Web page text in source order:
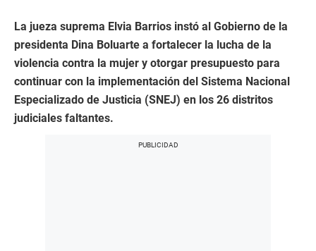
La jueza suprema Elvia Barrios instó al Gobierno de la
presidenta Dina Boluarte a fortalecer la lucha de la
violencia contra la mujer y otorgar presupuesto para
continuar con la implementación del Sistema Nacional
Especializado de Justicia (SNEJ) en los 26 distritos
judiciales faltantes.